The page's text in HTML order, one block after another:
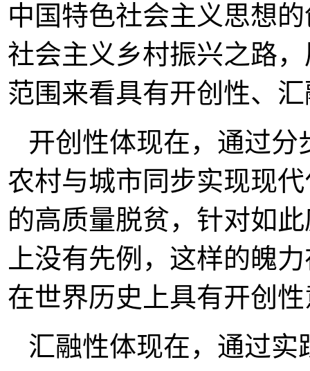
中国特色社会主义思想
社会主义乡村振兴之路
范围来看具有开创性、
开创性体现在，通过
农村与城市同步实现现
的高质量脱贫，针对如
上没有先例，这样的魄
在世界历史上具有开创
汇融性体现在，通过